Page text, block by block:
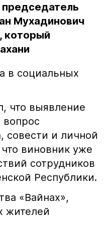
Мухадинович
который
в социальных
что выявление
совести и личной
виновник уже
сотрудников
Республики.
«Вайнах»,
жителей